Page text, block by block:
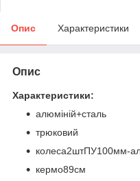
Опис Характеристики
Опис
Характеристики:
алюміній+сталь
трюковий
колеса2штПУ100мм-
кермо89см